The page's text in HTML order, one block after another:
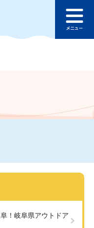
へ
ュ
！岐阜県アウトドア